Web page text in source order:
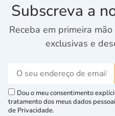
Subscreva a
Receba em primeira
exclusivas e
Dou o meu consentimento
tratamento dos meus dados
de Privacidade.